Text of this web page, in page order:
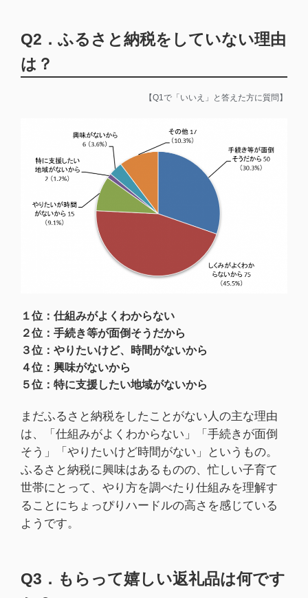
Q2．ふるさと納税をしていない理由
は？
【Q1で「いいえ」と答えた方に質問】
１位：仕組みがよくわからない
２位：手続き等が面倒そうだから
３位：やりたいけど、時間がないから
４位：興味がないから
５位：特に支援したい地域がないから
まだふるさと納税をしたことがない人の主な理由
は、「仕組みがよくわからない」「手続きが面倒
そう」「やりたいけど時間がない」というもの。
ふるさと納税に興味はあるものの、忙しい子育て
世帯にとって、やり方を調べたり仕組みを理解す
ることにちょっぴりハードルの高さを感じている
ようです。
Q3．もらって嬉しい返礼品は何です